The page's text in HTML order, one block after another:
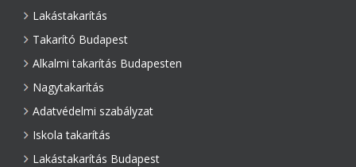
Lakástakarítás
Takarító Budapest
Alkalmi takarítás Budapesten
Nagytakarítás
Adatvédelmi szabályzat
Iskola takarítás
Lakástakarítás Budapest